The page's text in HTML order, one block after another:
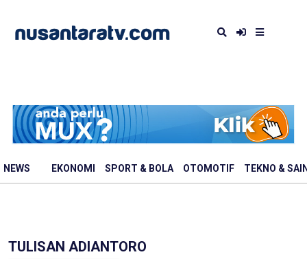
NEWS EKONOMI SPORT & BOLA OTOMOTIF TEKNO &
TULISAN ADIANTORO